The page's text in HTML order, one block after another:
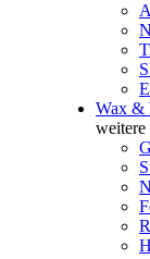
Wax &
weitere